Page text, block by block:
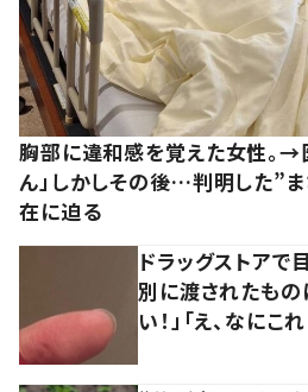
胸部に違和感を覚えた女性。→
ん」しかしその後…判明した”
在に迫る
ドラッグストア
別に渡されたも
い！」「え、なにこれ